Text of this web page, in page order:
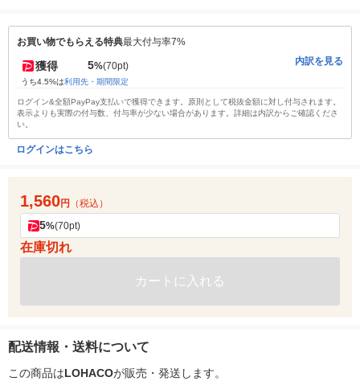
お買い物でもらえる特典最大付与率7%
獲得 5%(70pt)
うち4.5%は利用先・期間限定
内訳を見る
ログイン&全額PayPay支払いで獲得できます。原則として税抜金額に対し付与されます。
表示よりも実際の付与数、付与率が少ない場合があります。詳細は内訳からご確認くださ
い。
ログインはこちら
1,560円 （税込）
5%(70pt)
在庫切れ
カートに入れる
配送情報・送料について
この商品はLOHACOが販売・発送します。